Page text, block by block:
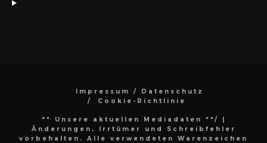
Impressum / Datenschutz
Cookie-Richtlinie
** Unsere aktuellen Mediadaten **/
|
Änderungen, Irrtümer und Schreibfehler
vorbehalten. Alle verwendeten Warenzeichen